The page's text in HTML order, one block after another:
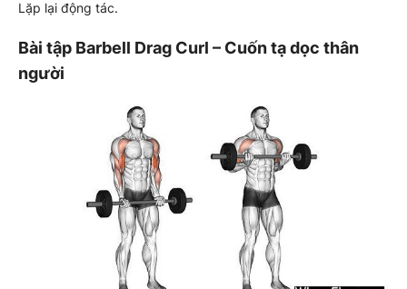
Lặp lại động tác.
Bài tập Barbell Drag Curl – Cuốn tạ dọc thân
người